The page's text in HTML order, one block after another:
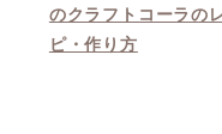
のクラフトコーラの
ピ・作り方